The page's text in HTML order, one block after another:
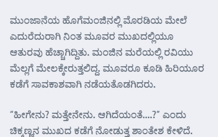
ಮುಂಜಾನೆಯ ಹೊಗೆಮಂಜಿನಲ್ಲಿ ಮೊರಡಿಯ ಮೇಲೆ
ಎದುರೆದುರಾಗಿ ನಿಂತ ಮೂವರ ಮುಖದಲ್ಲಿಯೂ
ಆತುರವು ಹೆಚ್ಚಾಗಿದ್ದಿತು. ಮಂಜಿನ ಮರೆಯಲ್ಲಿ ರವಿಯು
ಮೆಲ್ಲಗೆ ಮೇಲಕ್ಕೇರುತ್ತಲಿದ್ದ. ಮೂವರೂ ಕೂಡಿ ಹಿರಿಯೂರ
ಕಡೆಗೆ ಸಾವಕಾಶವಾಗಿ ನಡೆಯತೊಡಗಿದರು.
“ಹೀಗೇನು? ಮತ್ತೇನೇನು. ಆಗಿದೆಯಂತೆ….?” ಎಂದು
ಚಿಕ್ಕಣ್ಣನ ಮುಖದ ಕಡೆಗೆ ನೋಡುತ್ತ ಶಾಂತೇಶ ಕೇಳಿದೆ.